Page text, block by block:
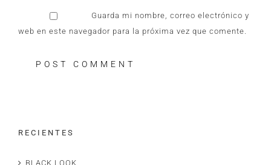
Guarda mi nombre, correo electrónico y
web en este navegador para la próxima vez que comente.
R E C I E N T E S
BLACK LOOK